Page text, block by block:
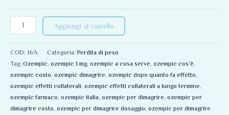
Aggiungi al carrello
COD: N/A Categoria: Perdita di peso
Tag: Ozempic, ozempic 1 mg, ozempic a cosa serve, ozempic cos'è,
ozempic costo, ozempic dimagrire, ozempic dopo quanto fa effetto,
ozempic effetti collaterali, ozempic effetti collaterali a lungo termine,
ozempic farmaco, ozempic italia, ozempic per dimagrire, ozempic per
dimagrire costo, ozempic per dimagrire dosaggio, ozempic per dimagrire